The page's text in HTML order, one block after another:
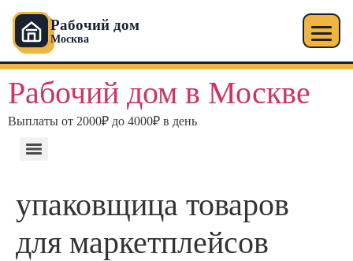
Рабочий дом
Москва
Перейти
содержимому
Рабочий дом в Москве
Выплаты от 2000₽ до 4000₽ в день
упаковщица товаров
для маркетплейсов